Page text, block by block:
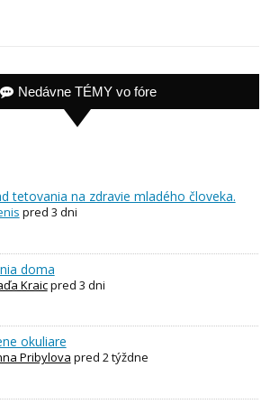
Nedávne TÉMY vo fóre
tetovania na zdravie mladého človeka.
pred 3 dni
doma
Kraicpred 3 dni
okuliare
Pribylova pred 2 týždne